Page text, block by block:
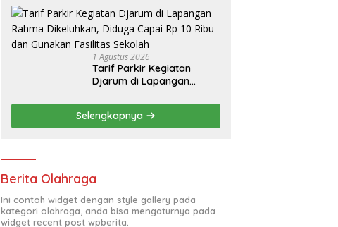
Rawas Resmikan PKS
Tahun 2026
1 Agustus 2026
Tarif Parkir Kegiatan
Djarum di Lapangan
Capai Rp 10 Ribu dan
Gunakan Fasilitas Sekolah
Selengkapnya
Berita Olahraga
Ini contoh widget dengan style gallery pada
kategori olahraga, anda bisa mengaturnya pada
widget recent post wpberita.